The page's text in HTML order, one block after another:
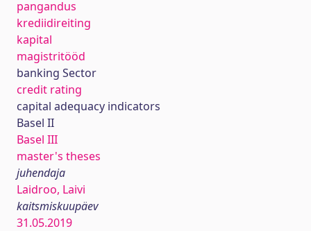
pangandus
krediidireiting
kapital
magistritööd
banking Sector
credit rating
capital adequacy indicators
Basel II
Basel III
master's theses
juhendaja
Laidroo, Laivi
kaitsmiskuupäev
31.05.2019